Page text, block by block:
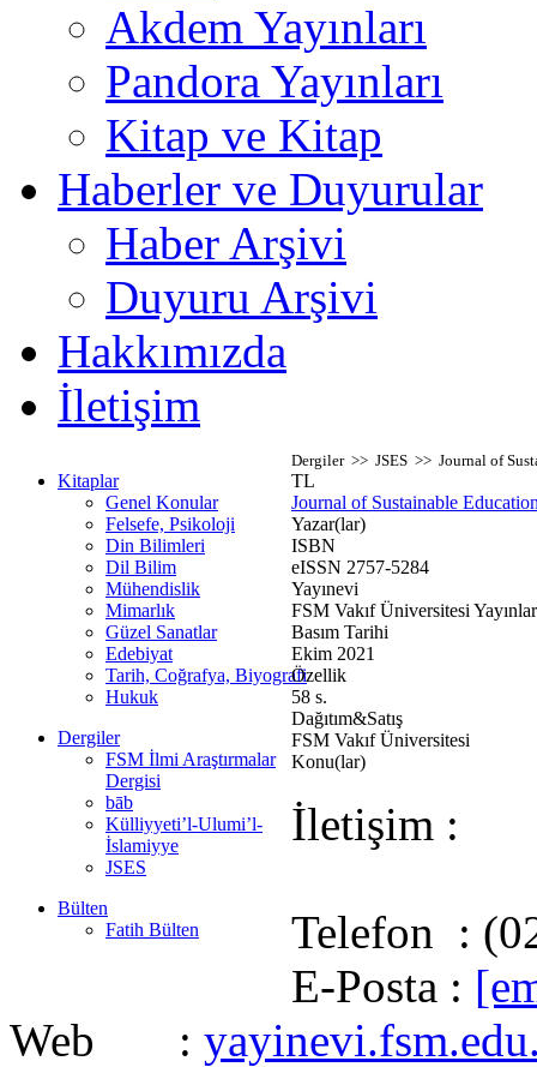
Akdem Yayınları
Pandora Yayınları
Kitap ve Kitap
Haberler ve Duyurular
Haber Arşivi
Duyuru Arşivi
Hakkımızda
İletişim
Kitaplar
Genel Konular
Felsefe, Psikoloji
Din Bilimleri
Dil Bilim
Mühendislik
Mimarlık
Güzel Sanatlar
Edebiyat
Tarih, Coğrafya, Biyografi
Hukuk
Dergiler
FSM İlmi Araştırmalar
Dergisi
bāb
Külliyyeti’l-Ulumi’l-
İslamiyye
JSES
Bülten
Fatih Bülten
Dergiler >> JSES >> Journal of
TL
Journal of Sustainable
Yazar(lar)
ISBN
eISSN 2757-5284
Yayınevi
FSM Vakıf Üniversitesi
Basım Tarihi
Ekim 2021
Özellik
58 s.
Dağıtım&Satış
FSM Vakıf Üniversitesi
Konu(lar)
İletişim :
Telefon :
E-Posta :
Web :